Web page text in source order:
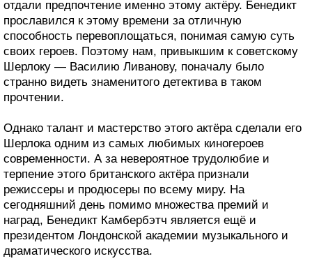
отдали предпочтение именно этому актёру. Бенедикт
прославился к этому времени за отличную
способность перевоплощаться, понимая самую суть
своих героев. Поэтому нам, привыкшим к советскому
Шерлоку — Василию Ливанову, поначалу было
странно видеть знаменитого детектива в таком
прочтении.
Однако талант и мастерство этого актёра сделали его
Шерлока одним из самых любимых киногероев
современности. А за невероятное трудолюбие и
терпение этого британского актёра признали
режиссеры и продюсеры по всему миру. На
сегодняшний день помимо множества премий и
наград, Бенедикт Камбербэтч является ещё и
президентом Лондонской академии музыкального и
драматического искусства.